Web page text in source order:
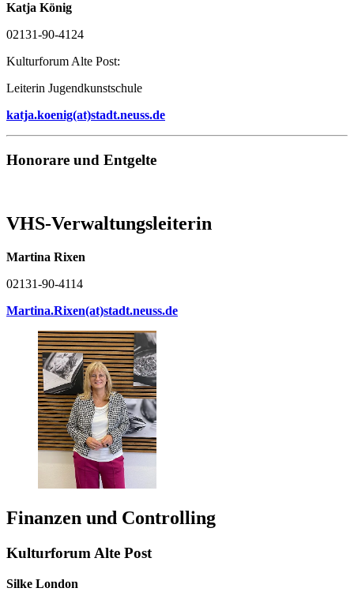
Katja König
02131-90-4124
Kulturforum Alte Post:
Leiterin Jugendkunstschule
katja.koenig(at)stadt.neuss.de
Honorare und Entgelte
VHS-Verwaltungsleiterin
Martina Rixen
02131-90-4114
Martina.Rixen(at)stadt.neuss.de
Finanzen und Controlling
Kulturforum Alte Post
Silke London